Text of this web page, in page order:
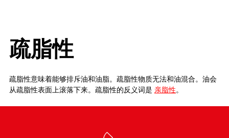
疏脂性
疏脂性意味着能够排斥油和油脂。疏脂性物质无法和油混合。油会
从疏脂性表面上滚落下来。疏脂性的反义词是 亲脂性。